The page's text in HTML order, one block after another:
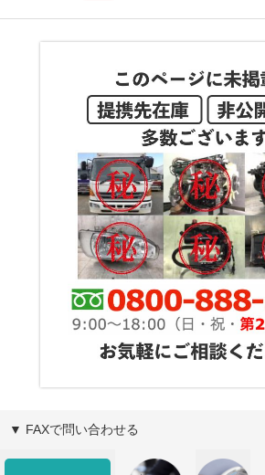
▼ FAXで問い合わせる